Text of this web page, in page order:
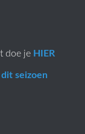
doe je HIER
seizoen